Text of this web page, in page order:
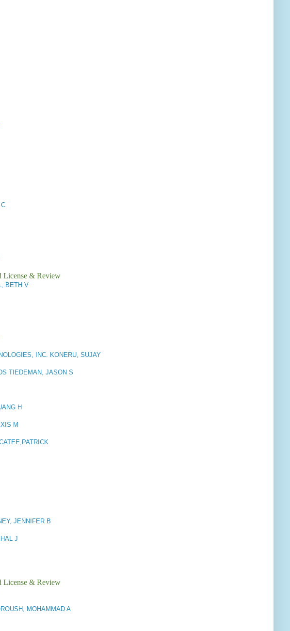
License & Review
BETH V
INC. KONERU, SUJAY
TIEDEMAN, JASON S
H
M
JENNIFER B
J
License & Review
MOHAMMAD A